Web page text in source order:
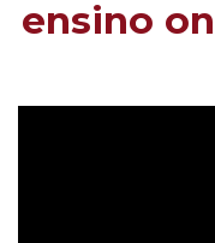
ensino